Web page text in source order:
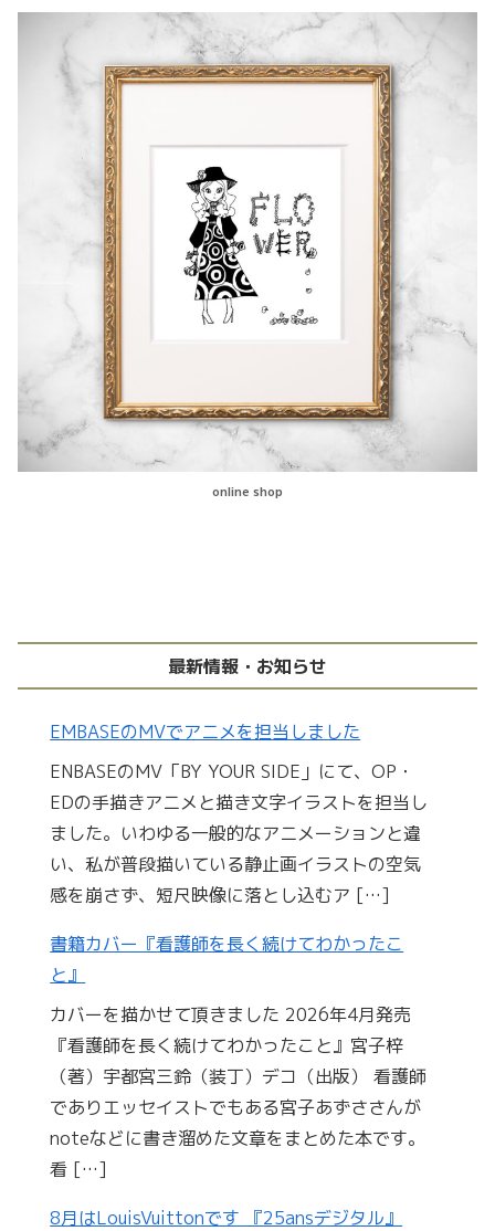
online shop
最新情報・お知らせ
EMBASEのMVでアニメを担当しました
ENBASEのMV「BY YOUR SIDE」にて、OP・
EDの手描きアニメと描き文字イラストを担当し
ました。いわゆる一般的なアニメーションと違
い、私が普段描いている静止画イラストの空気
感を崩さず、短尺映像に落とし込むア […]
書籍カバー『看護師を長く続けてわかったこ
と』
カバーを描かせて頂きました 2026年4月発売
『看護師を長く続けてわかったこと』宮子梓
（著）宇都宮三鈴（装丁）デコ（出版） 看護師
でありエッセイストでもある宮子あずささんが
noteなどに書き溜めた文章をまとめた本です。
看 […]
8月はLouisVuittonです 『25ansデジタル』